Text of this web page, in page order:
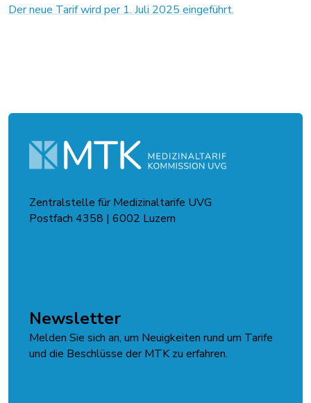
Der neue Tarif wird per 1. Juli 2025 eingeführt.
Zentralstelle für Medizinaltarife UVG
Postfach 4358 | 6002 Luzern
Newsletter
Melden Sie sich an, um Neuigkeiten rund um Tarife
und die Beschlüsse der MTK zu erfahren.